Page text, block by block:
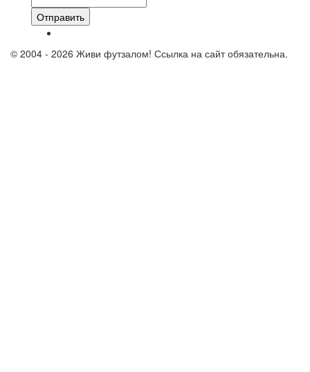
Отправить
© 2004 - 2026 Живи футзалом! Ссылка на сайт обязательна.